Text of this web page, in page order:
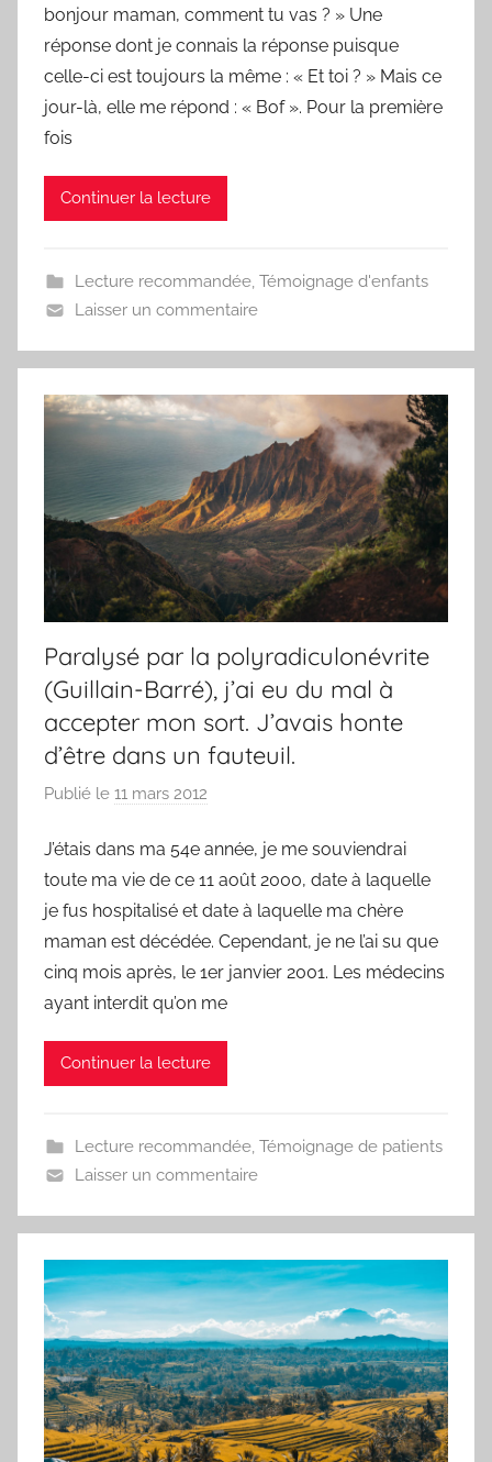
F
r
e
d
bonjour maman, comment tu vas ? » Une
réponse dont je connais la réponse puisque
celle-ci est toujours la même : « Et toi ? » Mais ce
jour-là, elle me répond : « Bof ». Pour la première
fois
Continuer la lecture
Lecture recommandée, Témoignage d'enfants
Laisser un commentaire
Paralysé par la polyradiculonévrite
(Guillain-Barré), j’ai eu du mal à
accepter mon sort. J’avais honte
d’être dans un fauteuil.
Publié le 11 mars 2012
r
F
r
e
d
J’étais dans ma 54e année, je me souviendrai
toute ma vie de ce 11 août 2000, date à laquelle
je fus hospitalisé et date à laquelle ma chère
maman est décédée. Cependant, je ne l’ai su que
cinq mois après, le 1er janvier 2001. Les médecins
ayant interdit qu’on me
Continuer la lecture
Lecture recommandée, Témoignage de patients
Laisser un commentaire